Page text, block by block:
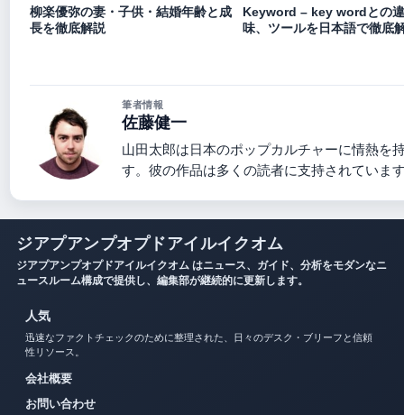
柳楽優弥の妻・子供・結婚年齢と成
長を徹底解説
Keyword – key wordとの
味、ツールを日本語で徹底
筆者情報
佐藤健一
山田太郎は日本のポップカルチャーに情熱を
す。彼の作品は多くの読者に支持されていま
ジアプアンプオプドアイルイクオム
ジアプアンプオプドアイルイクオム はニュース、ガイド、分析をモダンなニ
ュースルーム構成で提供し、編集部が継続的に更新します。
人気
迅速なファクトチェックのために整理された、日々のデスク・ブリーフと信頼
性リソース。
会社概要
お問い合わせ